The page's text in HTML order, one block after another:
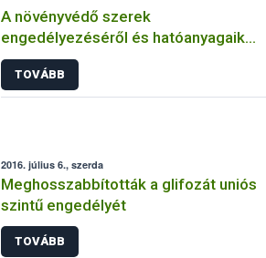
A növényvédő szerek
engedélyezéséről és hatóanyagaik
vizsgálatáról
TOVÁBB
2016. július 6., szerda
Meghosszabbították a glifozát uniós
szintű engedélyét
TOVÁBB